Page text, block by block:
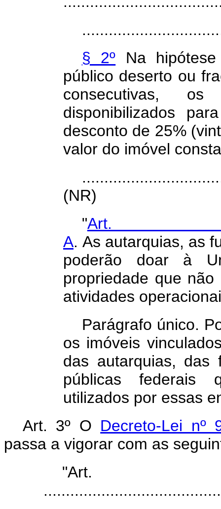
§ 2º Na
público deserto ou
consecutivas,
disponibilizados
desconto de 25%
valor do imóvel
(NR)
"
A. As autarquias, as
poderão doar à
propriedade que
atividades
Parágrafo único.
os imóveis
das autarquias, das
públicas
utilizados por essas
Art. 3º O Decreto-Lei nº
passa a vigorar com as